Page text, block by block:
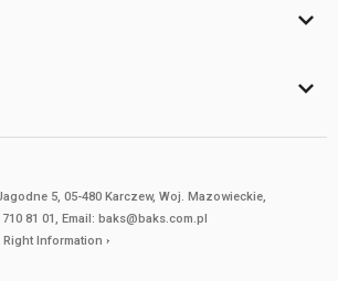
5, 05-480 Karczew, Woj. Mazowieckie,
81 01, Email: baks@baks.com.pl
Right Information